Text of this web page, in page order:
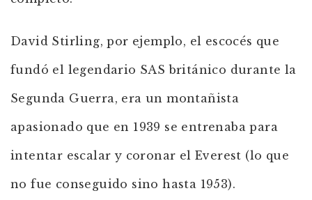
David Stirling, por ejemplo, el escocés que
fundó el legendario SAS británico durante la
Segunda Guerra, era un montañista
apasionado que en 1939 se entrenaba para
intentar escalar y coronar el Everest (lo que
no fue conseguido sino hasta 1953).